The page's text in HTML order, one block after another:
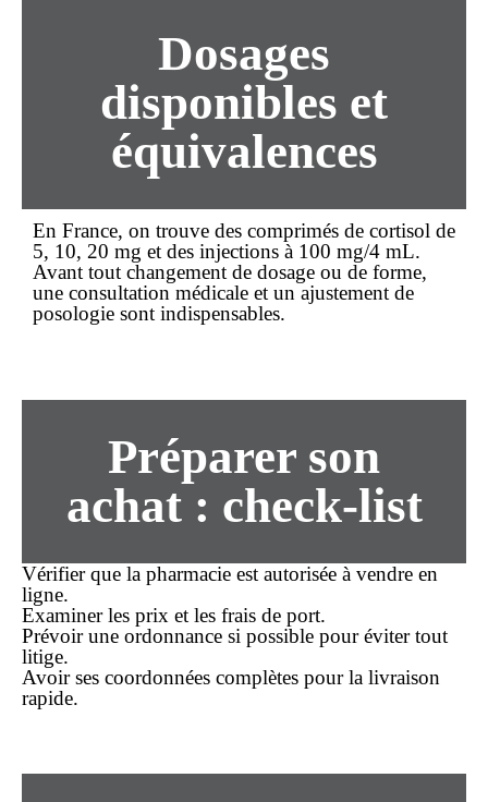
Dosages
disponibles et
équivalences
En France, on trouve des comprimés de cortisol de
5, 10, 20 mg et des injections à 100 mg/4 mL.
Avant tout changement de dosage ou de forme,
une consultation médicale et un ajustement de
posologie sont indispensables.
Préparer son
achat : check-list
Vérifier que la pharmacie est autorisée à vendre en
ligne.
Examiner les prix et les frais de port.
Prévoir une ordonnance si possible pour éviter tout
litige.
Avoir ses coordonnées complètes pour la livraison
rapide.